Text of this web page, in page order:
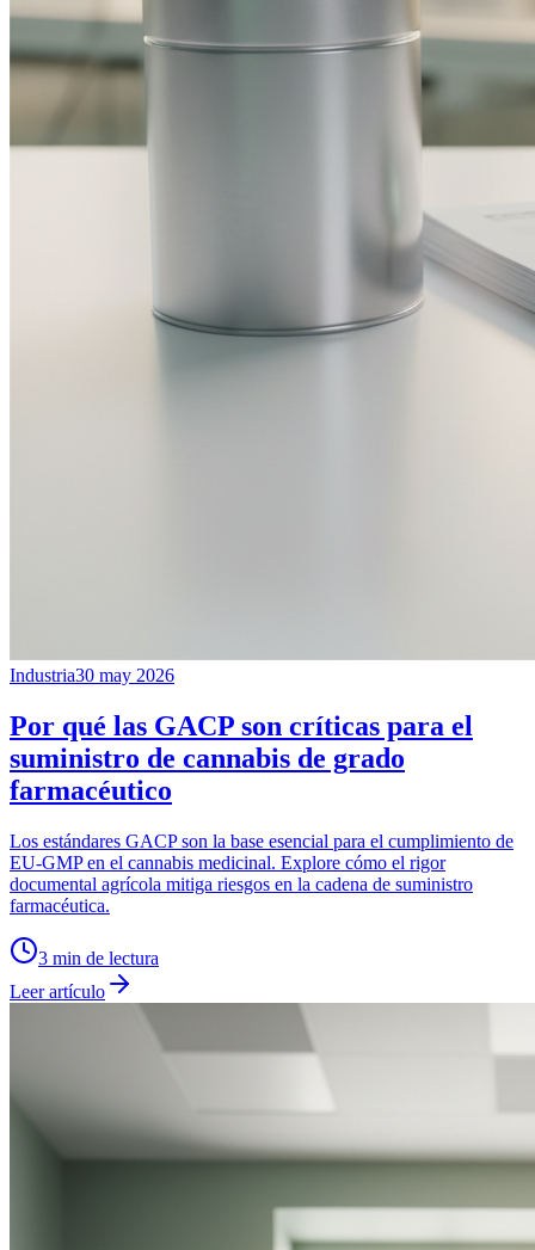
Industria30 may 2026
Por qué las GACP son críticas para el
suministro de cannabis de grado
farmacéutico
Los estándares GACP son la base esencial para el cumplimiento de
EU-GMP en el cannabis medicinal. Explore cómo el rigor
documental agrícola mitiga riesgos en la cadena de suministro
farmacéutica.
3 min de lectura
Leer artículo